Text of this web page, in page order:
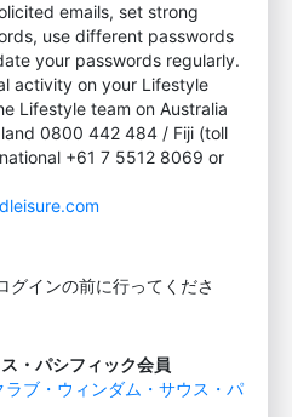
emails, set strong
use different passwords
your passwords regularly.
activity on your Lifestyle
Lifestyle team on Australia
0800 442 484 / Fiji (toll
+61 7 5512 8069 or
グインの前に行ってくださ
・パシフィック会員
ラブ・ウィンダム・サウス・パ